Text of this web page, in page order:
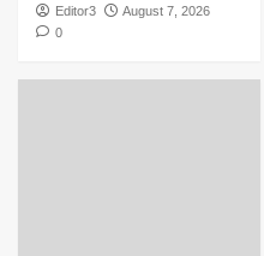
Editor3
August 7, 2026
0